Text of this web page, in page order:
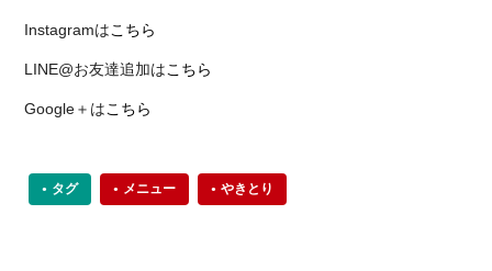
Instagramはこちら
LINE@お友達追加はこちら
Google＋はこちら
タグ メニュー やきとり